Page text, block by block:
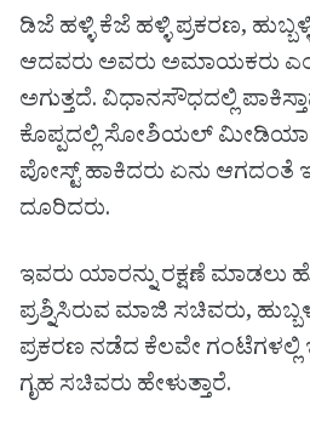
ಡಿಜೆ ಹಳ್ಳಿ ಕೆಜೆ ಹಳ್ಳಿ ಪ್ರಕರಣ,
ಆದವರು ಅವರು ಅಮಾಯಕರು
ಅಗುತ್ತದೆ. ವಿಧಾನಸೌಧದಲ್ಲಿ
ಕೊಪ್ಪದಲ್ಲಿ ಸೋಶಿಯಲ್
ಪೋಸ್ಟ್ ಹಾಕಿದರು ಏನು ಆಗದಂತೆ
ದೂರಿದರು.
ಇವರು ಯಾರನ್ನು ರಕ್ಷಣೆ ಮಾಡಲು
ಪ್ರಶ್ನಿಸಿರುವ ಮಾಜಿ ಸಚಿವರು,
ಪ್ರಕರಣ ನಡೆದ ಕೆಲವೇ
ಗೃಹ ಸಚಿವರು ಹೇಳುತ್ತಾರೆ.